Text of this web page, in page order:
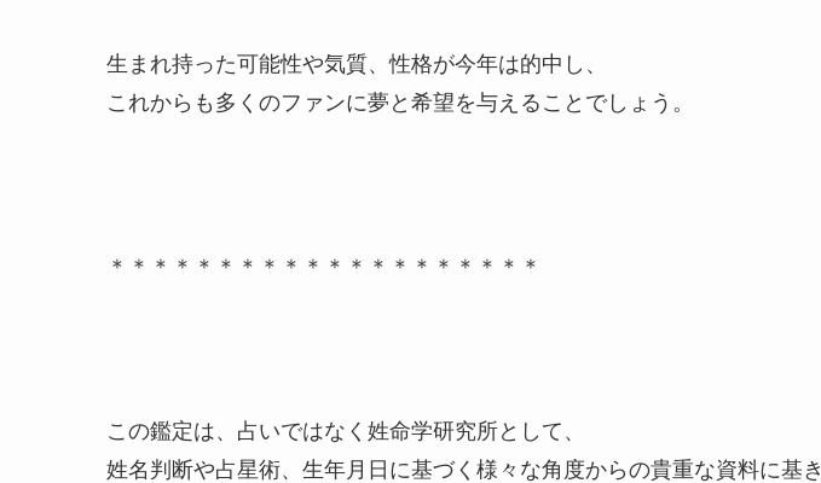
生まれ持った可能性や気質、性格が今年は的中し、
これからも多くのファンに夢と希望を与えることでしょう。
＊＊＊＊＊＊＊＊＊＊＊＊＊＊＊＊＊＊＊＊
この鑑定は、占いではなく姓命学研究所として、
姓名判断や占星術、生年月日に基づく様々な角度からの貴重な資料に基き